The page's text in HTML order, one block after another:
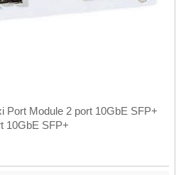
Port Module 2 port 10GbE SFP+
10GbE SFP+